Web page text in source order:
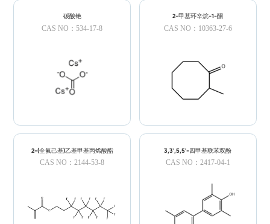
碳酸铯
CAS NO：534-17-8
2-甲基环辛烷-1-酮
CAS NO：10363-27-6
2-(全氟己基)乙基甲基丙烯酸酯
CAS NO：2144-53-8
3,3',5,5'-四甲基联苯双酚
CAS NO：2417-04-1